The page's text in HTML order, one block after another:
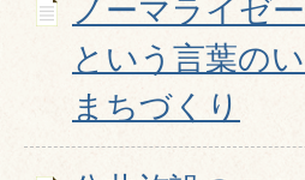
ノーマライゼ
という言葉の
まちづくり